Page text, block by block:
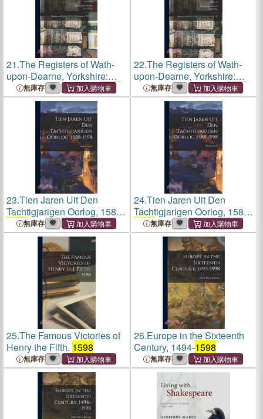
21.The Registers of Wath-
upon-Dearne, Yorkshire:
Baptisms and Burials,1598
1778; Marriages,1598-1779;
Volume 14
無庫存
22.The Registers of Wath-
upon-Dearne, Yorkshire:
Baptisms and Burials,1598
1778; Marriages,1598-1779;
Volume 14
無庫存
23.Tien Jaren Uit Den
Tachtigjarigen Oorlog, 1588-
1598無庫存
24.Tien Jaren Uit Den
Tachtigjarigen Oorlog, 1588-
1598無庫存
25.The Famous Victories of
Henry the Fifth. 1598
無庫存
26.Europe in the Sixteenth
Century, 1494-1598
無庫存